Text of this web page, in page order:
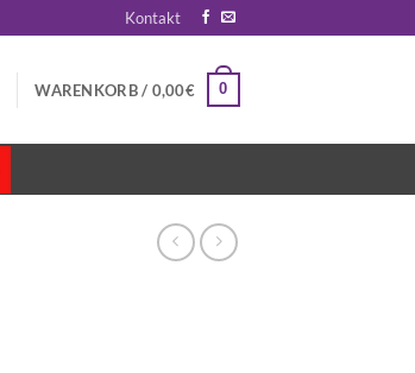
Kontakt
WARENKORB / 0,00€ 0